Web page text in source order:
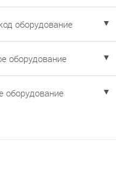
▼
оборудование
▼
оборудование
▼
оборудование